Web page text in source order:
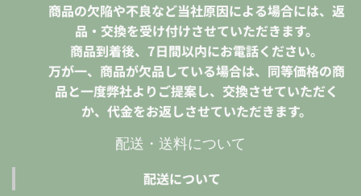
商品の欠陥や不良など当社原因による場合には、返
品・交換を受け付けさせていただきます。
商品到着後、7日間以内にお電話ください。
万が一、商品が欠品している場合は、同等価格の商
品と一度弊社よりご提案し、交換させていただく
か、代金をお返しさせていただきます。
配送・送料について
配送について